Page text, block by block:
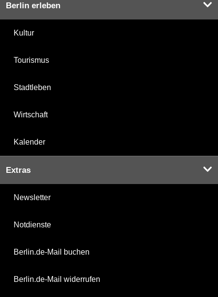
Berlin erleben
Kultur
Tourismus
Stadtleben
Wirtschaft
Kalender
Extras
Newsletter
Notdienste
Berlin.de-Mail buchen
Berlin.de-Mail widerrufen